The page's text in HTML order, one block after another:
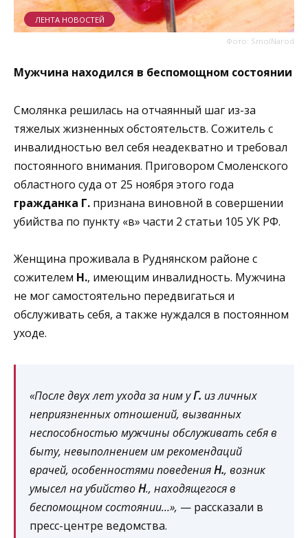
Фото: SmolNarod
ЛЕНТА НОВОСТЕЙ
Мужчина находился в беспомощном состоянии
Смолянка решилась на отчаянный шаг из-за
тяжелых жизненных обстоятельств. Сожитель с
инвалидностью вел себя неадекватно и требовал
постоянного внимания. Приговором Смоленского
областного суда от 25 ноября этого года
гражданка Г. признана виновной в совершении
убийства по пункту «в» части 2 статьи 105 УК РФ.
Женщина проживала в Руднянском районе с
сожителем Н., имеющим инвалидность. Мужчина
не мог самостоятельно передвигаться и
обслуживать себя, а также нуждался в постоянном
уходе.
«После двух лет ухода за ним уГ. из личных
неприязненных отношений, вызванных
неспособностью мужчины обслуживать себя в
быту, невыполнением им рекомендаций
врачей, особенностями поведенияН., возник
умысел на убийствоН., находящегося в
беспомощном состоянии…», — рассказали в
пресс-центре ведомства.